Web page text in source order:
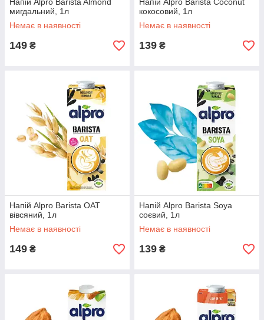
мигдальний, 1л
Немає в наявності
149 ₴
кокосовий, 1л
Немає в наявності
139 ₴
Напій Alpro Barista OAT
вівсяний, 1л
Немає в наявності
149 ₴
Напій Alpro Barista Soya
соєвий, 1л
Немає в наявності
139 ₴